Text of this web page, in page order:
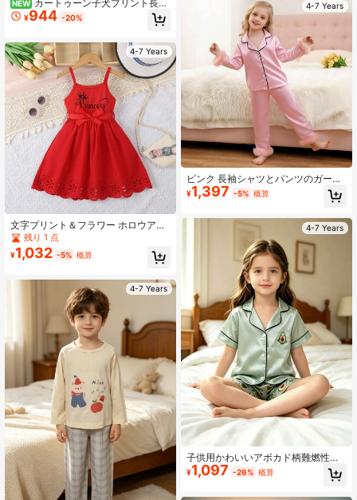
NEW カートゥーン子犬プリント長袖
トップス + ブルーチェック柄パンツ
2点セット、ゆったりフィットで自由
¥944 -20%
4-7 Years
文字プリント＆フラワー ホロウアウ
ト ヘムキャミソール ドレス
残り 1 点
¥1,032 -5% 概算
4-7 Years
4-7 Years
ピンク 長袖シャツとパンツのガール
ズパジャマセット
¥1,397 -5% 概算
4-7 Years
子供用かわいいアボカド柄難燃性パ
ジャマ、小さな女の子用コントラス
トトリムラペルカーディガン風ラウ
¥1,097 -26% 概算